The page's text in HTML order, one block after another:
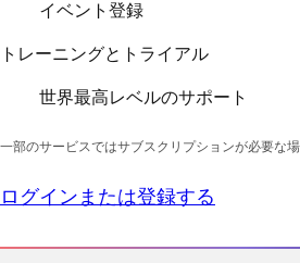
イベント登録
トレーニングとトライアル
世界最高レベルのサポート
一部のサービスではサブスクリプションが必要な場
ログインまたは登録する